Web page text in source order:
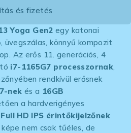
és fizetés
Yoga Gen2 egy katonai
üvegszálas, könnyű kompozit
Az erős 11. generációs, 4
i7-1165G7 processzornak
rendkívül erősnek
nek és a 16GB
a hardverigényes
Full HD IPS érintőkijelzőnek
nem csak tűéles, de